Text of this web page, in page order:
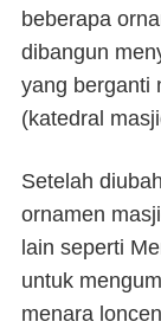
beberapa
dibangun
yang berganti
(katedral
Setelah
ornamen
lain seperti
untuk
menara